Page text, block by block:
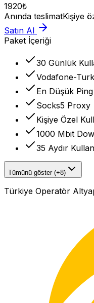
1920₺
Anında teslimatKişiye
Satın Al
Paket İçeriği
30 Günlük
Vodafone-
En Düşük
Socks5 Proxy
Kişiye Özel
1000 Mbit
35 Aydır
Tümünü göster (+8)
Türkiye Operatör